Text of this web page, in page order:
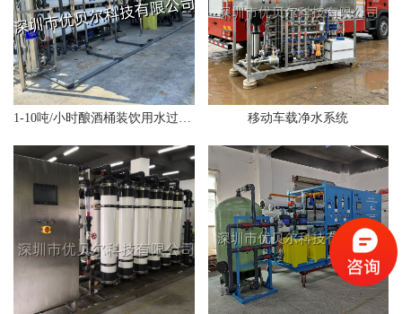
1-10吨/小时酿酒桶装饮用水过滤系统 移动车载净水系统